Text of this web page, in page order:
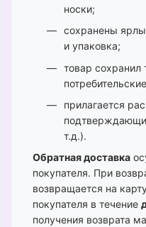
носки;
сохранены
и упаковка;
товар сохранил
прилагается
т.д.).
Обратная доставка
покупателя. При
возвращается на
покупателя в течение
получения возврата